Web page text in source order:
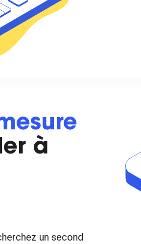
à
un second